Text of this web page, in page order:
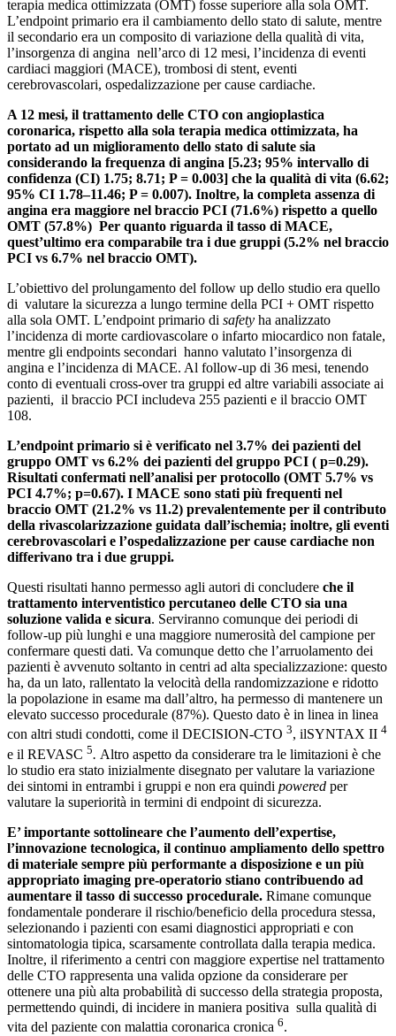
terapia medica ottimizzata (OMT) fosse superiore alla sola OMT.
L’endpoint primario era il cambiamento dello stato di salute, mentre
il secondario era un composito di variazione della qualità di vita,
l’insorgenza di angina nell’arco di 12 mesi, l’incidenza di eventi
cardiaci maggiori (MACE), trombosi di stent, eventi
cerebrovascolari, ospedalizzazione per cause cardiache.
A 12 mesi, il trattamento delle CTO con angioplastica
coronarica, rispetto alla sola terapia medica ottimizzata, ha
portato ad un miglioramento dello stato di salute sia
considerando la frequenza di angina [5.23; 95% intervallo di
confidenza (CI) 1.75; 8.71; P = 0.003] che la qualità di vita (6.62;
95% CI 1.78–11.46; P = 0.007). Inoltre, la completa assenza di
angina era maggiore nel braccio PCI (71.6%) rispetto a quello
OMT (57.8%) Per quanto riguarda il tasso di MACE,
quest’ultimo era comparabile tra i due gruppi (5.2% nel braccio
PCI vs 6.7% nel braccio OMT).
L’obiettivo del prolungamento del follow up dello studio era quello
di valutare la sicurezza a lungo termine della PCI + OMT rispetto
alla sola OMT. L’endpoint primario di safety ha analizzato
l’incidenza di morte cardiovascolare o infarto miocardico non fatale,
mentre gli endpoints secondari hanno valutato l’insorgenza di
angina e l’incidenza di MACE. Al follow-up di 36 mesi, tenendo
conto di eventuali cross-over tra gruppi ed altre variabili associate ai
pazienti, il braccio PCI includeva 255 pazienti e il braccio OMT
108.
L’endpoint primario si è verificato nel 3.7% dei pazienti del
gruppo OMT vs 6.2% dei pazienti del gruppo PCI ( p=0.29).
Risultati confermati nell’analisi per protocollo (OMT 5.7% vs
PCI 4.7%; p=0.67). I MACE sono stati più frequenti nel
braccio OMT (21.2% vs 11.2) prevalentemente per il contributo
della rivascolarizzazione guidata dall’ischemia; inoltre, gli eventi
cerebrovascolari e l’ospedalizzazione per cause cardiache non
differivano tra i due gruppi.
Questi risultati hanno permesso agli autori di concludere che il
trattamento interventistico percutaneo delle CTO sia una
soluzione valida e sicura. Serviranno comunque dei periodi di
follow-up più lunghi e una maggiore numerosità del campione per
confermare questi dati. Va comunque detto che l’arruolamento dei
pazienti è avvenuto soltanto in centri ad alta specializzazione: questo
ha, da un lato, rallentato la velocità della randomizzazione e ridotto
la popolazione in esame ma dall’altro, ha permesso di mantenere un
elevato successo procedurale (87%). Questo dato è in linea in linea
con altri studi condotti, come il DECISION-CTO 3, ilSYNTAX II 4
e il REVASC 5. Altro aspetto da considerare tra le limitazioni è che
lo studio era stato inizialmente disegnato per valutare la variazione
dei sintomi in entrambi i gruppi e non era quindi powered per
valutare la superiorità in termini di endpoint di sicurezza.
E’ importante sottolineare che l’aumento dell’expertise,
l’innovazione tecnologica, il continuo ampliamento dello spettro
di materiale sempre più performante a disposizione e un più
appropriato imaging pre-operatorio stiano contribuendo ad
aumentare il tasso di successo procedurale. Rimane comunque
fondamentale ponderare il rischio/beneficio della procedura stessa,
selezionando i pazienti con esami diagnostici appropriati e con
sintomatologia tipica, scarsamente controllata dalla terapia medica.
Inoltre, il riferimento a centri con maggiore expertise nel trattamento
delle CTO rappresenta una valida opzione da considerare per
ottenere una più alta probabilità di successo della strategia proposta,
permettendo quindi, di incidere in maniera positiva sulla qualità di
vita del paziente con malattia coronarica cronica 6.